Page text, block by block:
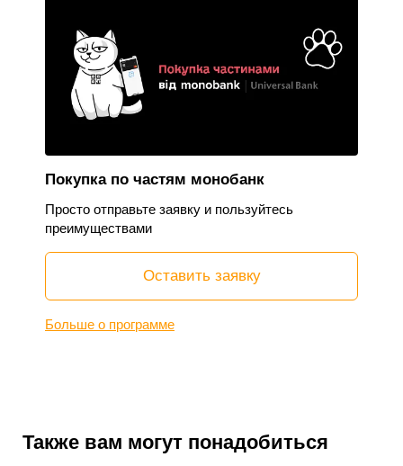
Покупка по частям монобанк
Просто отправьте заявку и пользуйтесь
преимуществами
Оставить заявку
Больше о программе
Также вам могут понадобиться